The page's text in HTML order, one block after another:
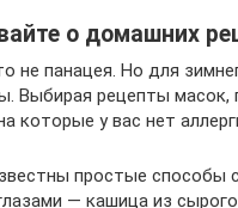
о домашних
не панацея. Но для
Выбирая рецепты масок,
которые у вас нет
простые способы
— кашица из